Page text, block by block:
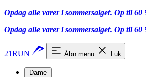
Opdag alle varer i sommersalget. Op til 60
Opdag alle varer i sommersalget. Op til 60
21RUN Åbn menu Luk
Dame